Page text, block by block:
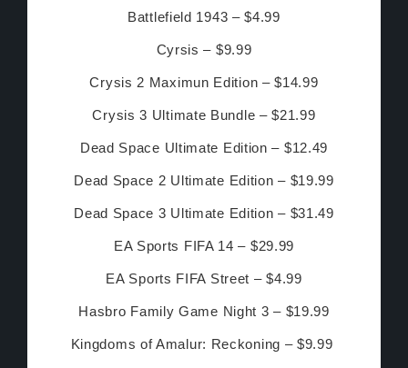
Battlefield 1943 – $4.99
Cyrsis – $9.99
Crysis 2 Maximun Edition – $14.99
Crysis 3 Ultimate Bundle – $21.99
Dead Space Ultimate Edition – $12.49
Dead Space 2 Ultimate Edition – $19.99
Dead Space 3 Ultimate Edition – $31.49
EA Sports FIFA 14 – $29.99
EA Sports FIFA Street – $4.99
Hasbro Family Game Night 3 – $19.99
Kingdoms of Amalur: Reckoning – $9.99